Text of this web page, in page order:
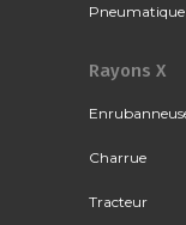
Pneumatique
Rayons X
Charrue
Tracteur